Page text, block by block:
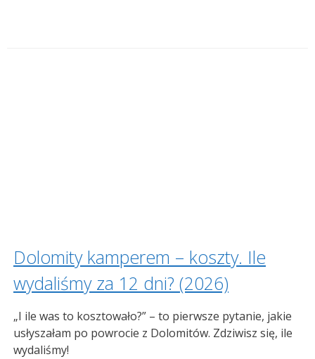
Dolomity kamperem – koszty. Ile
wydaliśmy za 12 dni? (2026)
„I ile was to kosztowało?” – to pierwsze pytanie, jakie
usłyszałam po powrocie z Dolomitów. Zdziwisz się, ile
wydaliśmy!